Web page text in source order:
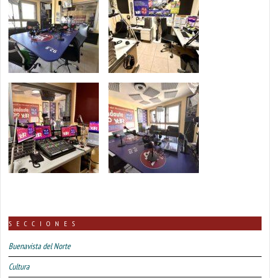
SECCIONES
Buenavista del Norte
Cultura